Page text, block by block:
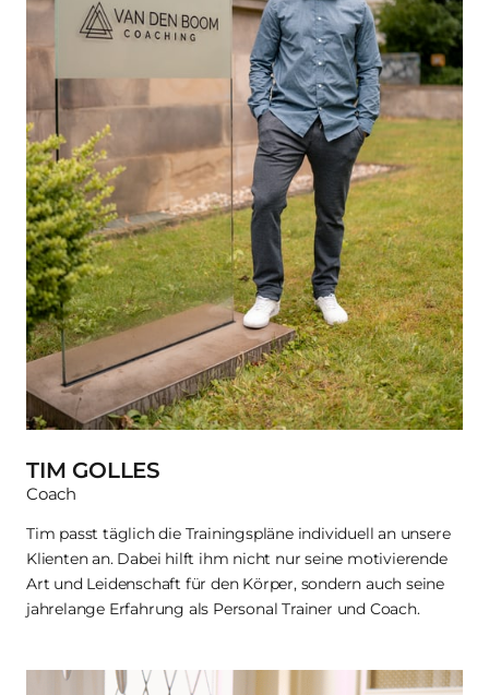
TIM GOLLES
Coach
Tim passt täglich die Trainingspläne individuell an unsere
Klienten an. Dabei hilft ihm nicht nur seine motivierende
Art und Leidenschaft für den Körper, sondern auch seine
jahrelange Erfahrung als Personal Trainer und Coach.​​